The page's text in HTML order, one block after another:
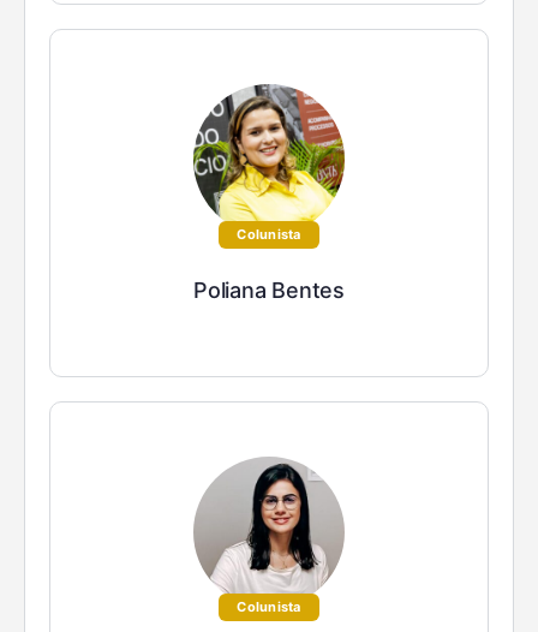
Colunista
Poliana Bentes
Colunista